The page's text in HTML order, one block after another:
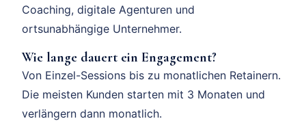
Coaching, digitale Agenturen und
ortsunabhängige Unternehmer.
Wie lange dauert ein Engagement?
Von Einzel-Sessions bis zu monatlichen Retainern.
Die meisten Kunden starten mit 3 Monaten und
verlängern dann monatlich.